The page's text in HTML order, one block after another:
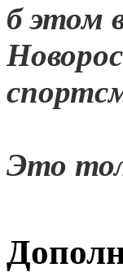
б этом
Это